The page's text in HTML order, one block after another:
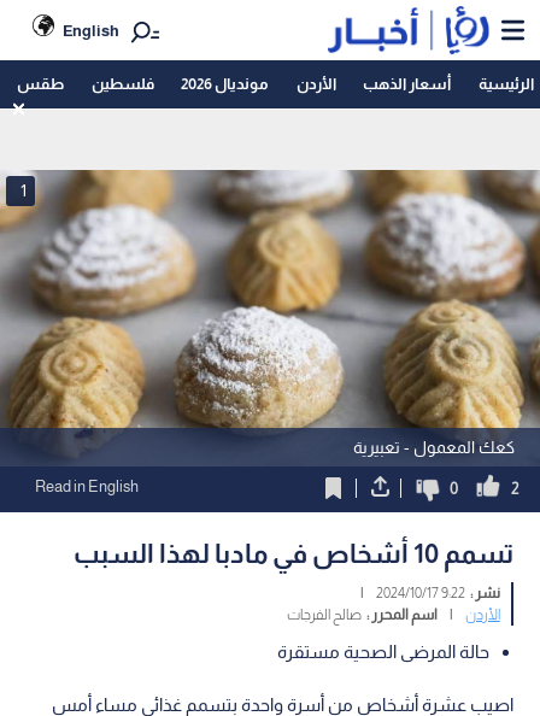
English
الرئيسية أسعار الذهب الأردن مونديال 2026 فلسطين طقس
كعك المعمول - تعبيرية
1
2
0
Read in English
تسمم 10 أشخاص في مادبا لهذا السبب
نشر :9:22 2024/10/17
|
الأردن
| اسم المحرر :صالح الفرجات
حالة المرضى الصحية مستقرة
اصيب عشرة أشخاص من أسرة واحدة بتسمم غذائي مساء أمس